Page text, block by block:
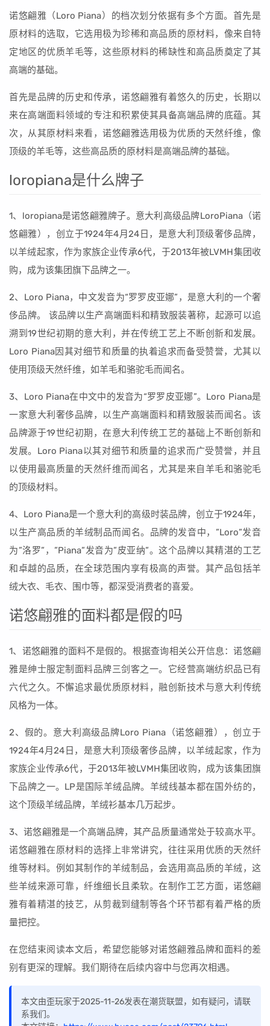
诺悠翩雅（Loro Piana）的档次划分依据有多个方面。首先是
原材料的选取，它选用极为珍稀和高品质的原材料，像来自特
定地区的优质羊毛等，这些原材料的稀缺性和高品质奠定了其
高端的基础。
首先是品牌的历史和传承，诺悠翩雅有着悠久的历史，长期以
来在高端面料领域的专注和积累使其具备高端品牌的底蕴。其
次，从其原材料来看，诺悠翩雅选用极为优质的天然纤维，像
顶级的羊毛等，这些高品质的原材料是高端品牌的基础。
loropiana是什么牌子
1、loropiana是诺悠翩雅牌子。意大利高级品牌LoroPiana（诺
悠翩雅），创立于1924年4月24日，是意大利顶级奢侈品牌，
以羊绒起家，作为家族企业传承6代，于2013年被LVMH集团收
购，成为该集团旗下品牌之一。
2、Loro Piana，中文发音为“罗罗皮亚娜”，是意大利的一个奢
侈品牌。 该品牌以生产高端面料和精致服装著称，起源可以追
溯到19世纪初期的意大利，并在传统工艺上不断创新和发展。
Loro Piana因其对细节和质量的执着追求而备受赞誉，尤其以
使用顶级天然纤维，如羊毛和骆驼毛而闻名。
3、Loro Piana在中文中的发音为“罗罗皮亚娜”。Loro Piana是
一家意大利奢侈品牌，以生产高端面料和精致服装而闻名。该
品牌源于19世纪初期，在意大利传统工艺的基础上不断创新和
发展。Loro Piana以其对细节和质量的追求而广受赞誉，并且
以使用最高质量的天然纤维而闻名，尤其是来自羊毛和骆驼毛
的顶级材料。
4、Loro Piana是一个意大利的高级时装品牌，创立于1924年，
以生产高品质的羊绒制品而闻名。品牌的发音中，”Loro”发音
为”洛罗”，”Piana”发音为”皮亚纳”。这个品牌以其精湛的工艺
和卓越的品质，在全球范围内享有极高的声誉。其产品包括羊
绒大衣、毛衣、围巾等，都深受消费者的喜爱。
诺悠翩雅的面料都是假的吗
1、诺悠翩雅的面料不是假的。根据查询相关公开信息：诺悠翩
雅是绅士服定制面料品牌三剑客之一。它经营高端纺织品已有
六代之久。不懈追求最优质原材料，融创新技术与意大利传统
风格为一体。
2、假的。意大利高级品牌Loro Piana（诺悠翩雅），创立于
1924年4月24日，是意大利顶级奢侈品牌，以羊绒起家，作为
家族企业传承6代，于2013年被LVMH集团收购，成为该集团旗
下品牌之一。LP是国际羊绒品牌。羊绒线基本都在国外纺的，
这个顶级羊绒品牌，羊绒衫基本几万起步。
3、诺悠翩雅是一个高端品牌，其产品质量通常处于较高水平。
诺悠翩雅在原材料的选择上非常讲究，往往采用优质的天然纤
维等材料。例如其制作的羊绒制品，会选用高品质的羊绒，这
些羊绒来源可靠，纤维细长且柔软。在制作工艺方面，诺悠翩
雅有着精湛的技艺，从剪裁到缝制等各个环节都有着严格的质
量把控。
在您结束阅读本文后，希望您能够对诺悠翩雅品牌和面料的差
别有更深的理解。我们期待在后续内容中与您再次相遇。
本文由歪玩家于2025-11-26发表在潮货联盟，如有疑问，请联
系我们。